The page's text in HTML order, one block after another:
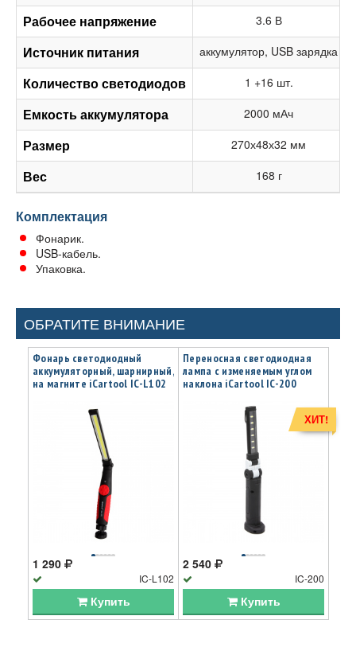
Рабочее напряжение 3.6 В
Источник питания аккумулятор, USB зарядка
Количество светодиодов 1 +16 шт.
Емкость аккумулятора 2000 мАч
Размер 270х48х32 мм
Вес 168 г
Комплектация
Фонарик.
USB-кабель.
Упаковка.
ОБРАТИТЕ ВНИМАНИЕ
Фонарь светодиодный
аккумуляторный, шарнирный,
на магните iCartool IC-L102
1 290
IC-L102
Купить
Переносная светодиодная
лампа с изменяемым углом
наклона iCartool IC-200
2 540
IC-200
Купить
ХИТ!